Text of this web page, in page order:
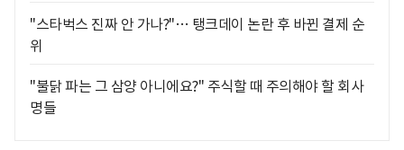
"스타벅스 진짜 안 가나?"… 탱크데이 논란 후 바뀐 결제 순
위
"불닭 파는 그 삼양 아니에요?" 주식할 때 주의해야 할 회사
명들